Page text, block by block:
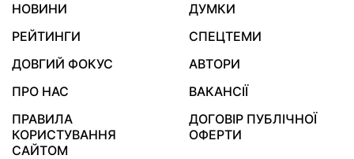
НОВИНИ
ДУМКИ
РЕЙТИНГИ
СПЕЦТЕМИ
ДОВГИЙ ФОКУС
АВТОРИ
ПРО НАС
ВАКАНСІЇ
ПРАВИЛА
КОРИСТУВАННЯ
САЙТОМ
ДОГОВІР ПУБЛІЧНОЇ
ОФЕРТИ